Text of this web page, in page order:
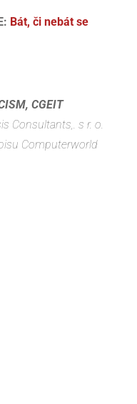
Bát, či nebát se
CGEIT
Consultants,. s r. o.
Computerworld